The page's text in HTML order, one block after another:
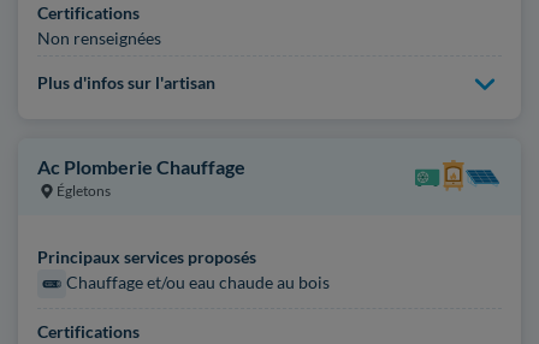
Certifications
Non renseignées
Plus d'infos sur l'artisan
Ac Plomberie Chauffage
Égletons
Principaux services proposés
Chauffage et/ou eau chaude au bois
Certifications